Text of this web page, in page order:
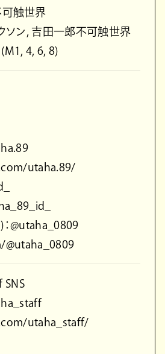
可触世界
ソン, 吉田一郎不可触世界
4, 6, 8)
utaha.89/
@utaha_0809
SNS
utaha_staff/